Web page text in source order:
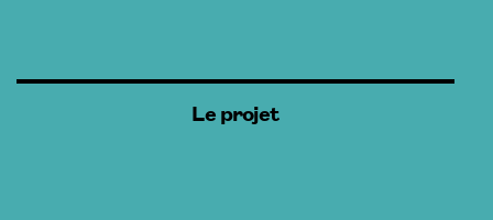
Le projet